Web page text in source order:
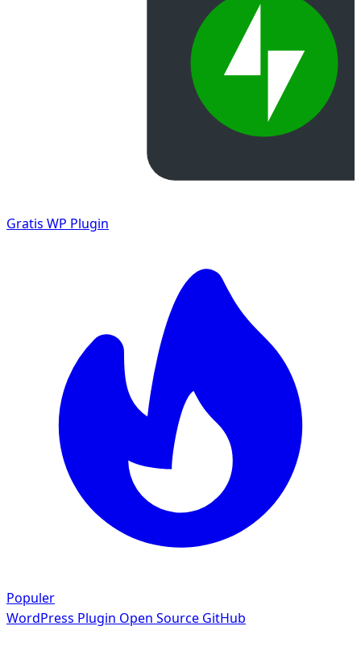
Gratis WP Plugin
Populer
WordPress Plugin Open Source GitHub